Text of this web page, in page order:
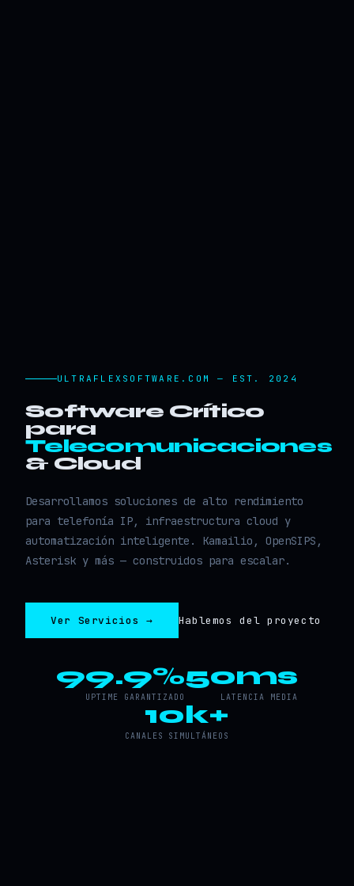
ULTRAFLEXSOFTWARE.COM — EST. 2024
Software Crítico
para
Telecomunicaciones
& Cloud
Desarrollamos soluciones de alto rendimiento
para telefonía IP, infraestructura cloud y
automatización inteligente. Kamailio, OpenSIPS,
Asterisk y más — construidos para escalar.
Ver Servicios → Hablemos del proyecto
99.9%
UPTIME GARANTIZADO
50ms
LATENCIA MEDIA
10k+
CANALES SIMULTÁNEOS